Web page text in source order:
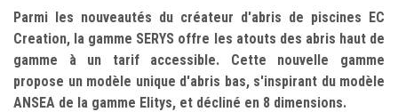
Parmi les nouveautés du créateur d'abris de piscines EC
Creation, la gamme SERYS offre les atouts des abris haut de
gamme à un tarif accessible. Cette nouvelle gamme
propose un modèle unique d'abris bas, s'inspirant du modèle
ANSEA de la gamme Elitys, et décliné en 8 dimensions.